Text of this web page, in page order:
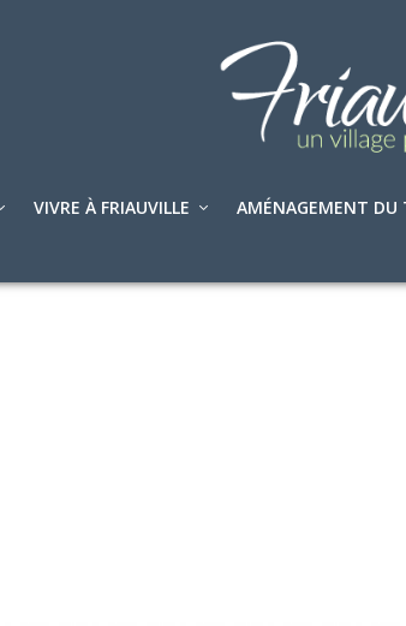
VIVRE À FRIAUVILLE AMÉNAGEMENT DU